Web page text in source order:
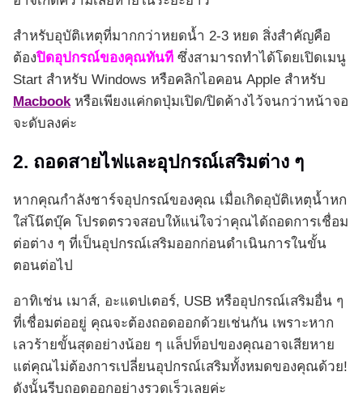
สำหรับอุบัติเหตุที่มากกว่าหยดน้ำ 2-3 หยด สิ่งสำคัญคือ
ต้องปิดอุปกรณ์ของคุณทันที ซึ่งสามารถทำได้โดยเปิดเมนู
Start สำหรับ Windows หรือคลิกไอคอน Apple สำหรับ
Macbookหรือเพียงแค่กดปุ่มเปิด/ปิดค้างไว้จนกว่าหน้าจอ
จะดับลงค่ะ
2. ถอดสายไฟและอุปกรณ์เสริมต่าง ๆ
หากคุณกำลังชาร์จอุปกรณ์ของคุณ เมื่อเกิดอุบัติเหตุน้ำหก
ใส่โน๊ตบุ๊ค โปรดตรวจสอบให้แน่ใจว่าคุณได้ถอดการเชื่อม
ต่อต่าง ๆ ที่เป็นอุปกรณ์เสริมออกก่อนดำเนินการในขั้น
ตอนต่อไป
อาทิเช่น เมาส์, อะแดปเตอร์, USB หรืออุปกรณ์เสริมอื่น ๆ
ที่เชื่อมต่ออยู่ คุณจะต้องถอดออกด้วยเช่นกัน เพราะหาก
เลวร้ายขั้นสุดอย่างน้อย ๆ แล็ปท็อปของคุณอาจเสียหาย
แต่คุณไม่ต้องการเปลี่ยนอุปกรณ์เสริมทั้งหมดของคุณด้วย!
ดังนั้นรีบถอดออกอย่างรวดเร็วเลยค่ะ